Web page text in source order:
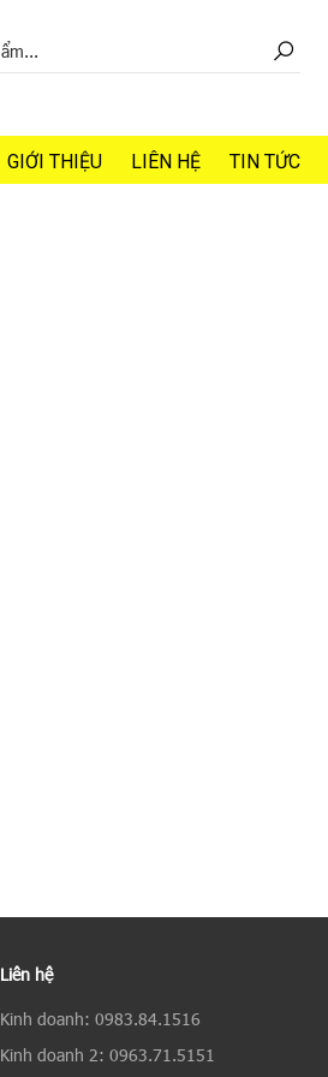
GIỚI THIỆU LIÊN HỆ TIN TỨC
Liên hệ
Kinh doanh: 0983.84.1516
Kinh doanh 2: 0963.71.5151